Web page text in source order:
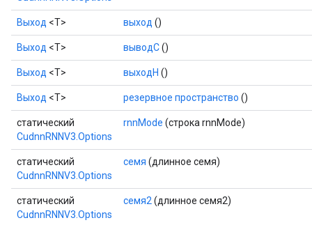
Выход <Т> выход ()
Выход <Т> выводC()
Выход <Т> выходH ()
Выход <Т> резервное пространство ()
статический
CudnnRNNV3.Options
rnnMode (строка rnnMode)
статический
CudnnRNNV3.Options
семя (длинное семя)
статический
CudnnRNNV3.Options
семя2 (длинное семя2)